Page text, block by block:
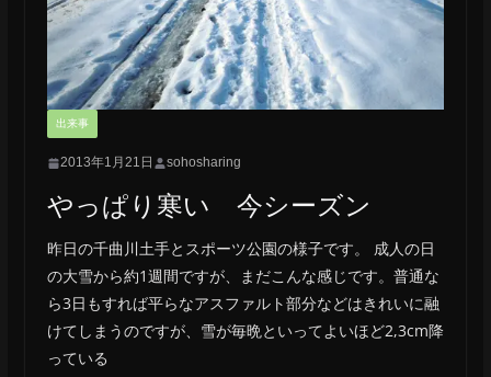
出来事
2013年1月21日 sohosharing
やっぱり寒い 今シーズン
昨日の千曲川土手とスポーツ公園の様子です。 成人の日
の大雪から約1週間ですが、まだこんな感じです。普通な
ら3日もすれば平らなアスファルト部分などはきれいに融
けてしまうのですが、雪が毎晩といってよいほど2,3cm降
っている